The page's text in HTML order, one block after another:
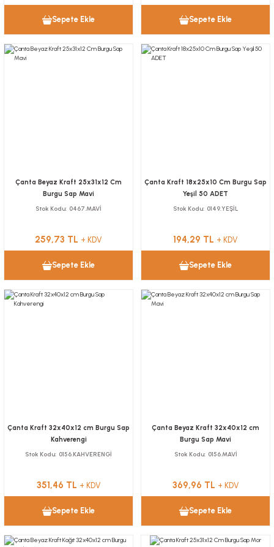
Sepete Ekle Sepete Ekle
Çanta Beyaz Kraft 25x31x12 Cm
Burgu Sap Mavi
Stok Kodu 0467.MAVİ
259,73 TL + KDV
Sepete Ekle
Çanta Kraft 18x25x10 Cm Burgu Sap
Yeşil 50 ADET
Stok Kodu 0149.YEŞİL
194,29 TL + KDV
Sepete Ekle
Çanta Kraft 32x40x12 cm Burgu Sap
Kahverengi
Stok Kodu 0156.KAHVERENGİ
351,46 TL + KDV
Sepete Ekle
Çanta Beyaz Kraft 32x40x12 cm
Burgu Sap Mavi
Stok Kodu 0156.MAVİ
369,96 TL + KDV
Sepete Ekle